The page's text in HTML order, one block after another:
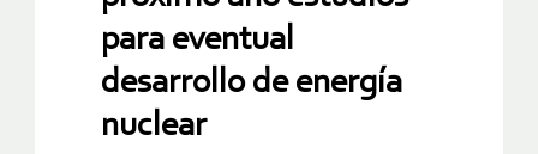
para eventual
desarrollo de energía
nuclear